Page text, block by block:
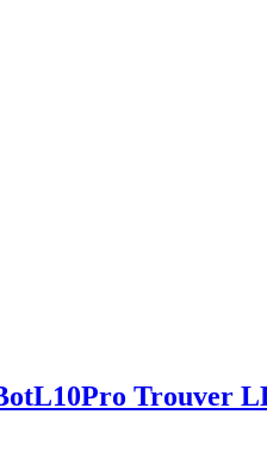
Trouver